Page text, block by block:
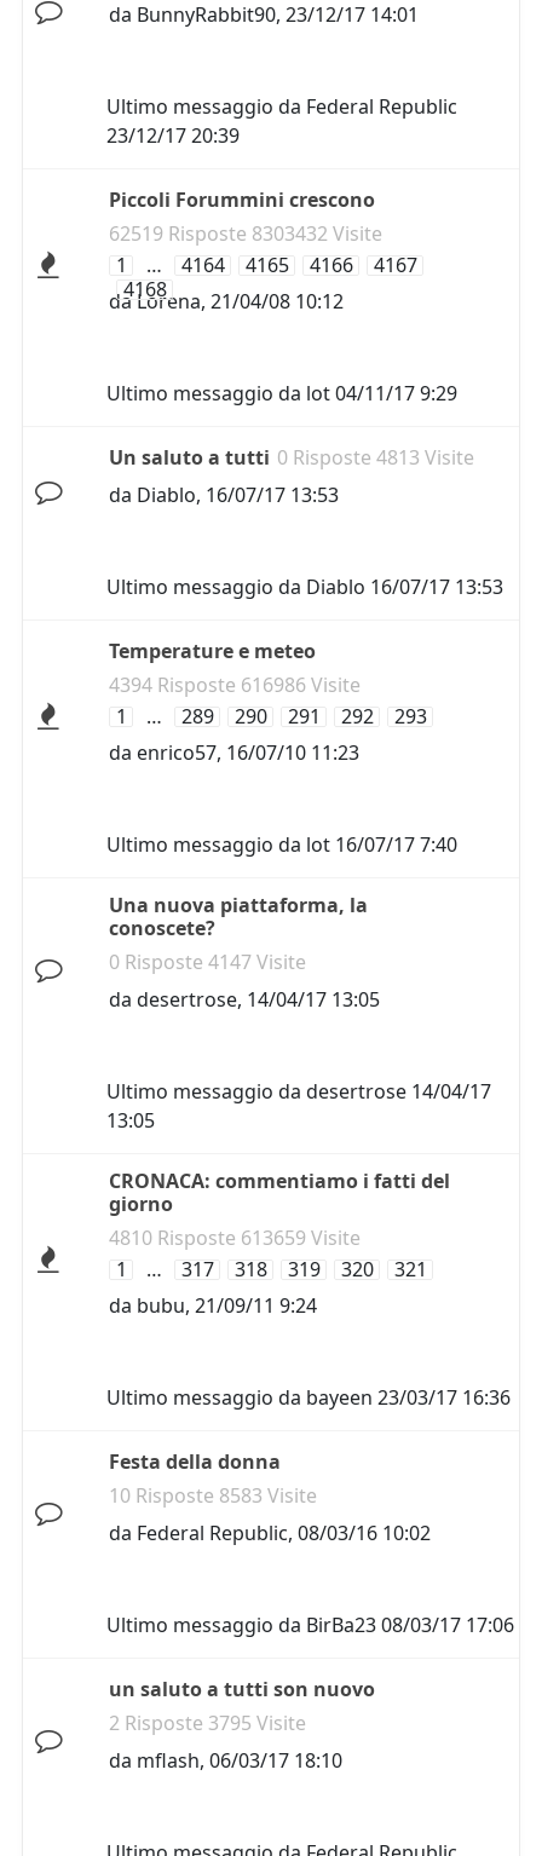
da BunnyRabbit90, 23/12/17 14:01
Ultimo messaggio da Federal Republic
23/12/17 20:39
Piccoli Forummini crescono
62519 Risposte 8303432 Visite
1
… 4164 4165 4166
4167
4168
daLorena, 21/04/08 10:12
Ultimo messaggio da lot04/11/17 9:29
Un saluto a tutti 0 Risposte 4813 Visite
da Diablo, 16/07/17 13:53
Ultimo messaggio da Diablo 16/07/17 13:53
Temperature e meteo
4394 Risposte 616986 Visite
1
… 289 290 291 292
293
da enrico57, 16/07/10 11:23
Ultimo messaggio da lot 16/07/17 7:40
Una nuova piattaforma, la
conoscete?
0 Risposte 4147 Visite
da desertrose, 14/04/17 13:05
Ultimo messaggio da desertrose 14/04/17
13:05
CRONACA: commentiamo i fatti del
giorno
4810 Risposte 613659 Visite
1
… 317 318 319 320
321
da bubu, 21/09/11 9:24
Ultimo messaggio da bayeen 23/03/17 16:36
Festa della donna
10 Risposte 8583 Visite
da Federal Republic, 08/03/16 10:02
Ultimo messaggio da BirBa2308/03/17 17:06
un saluto a tutti son nuovo
2 Risposte 3795 Visite
da mflash, 06/03/17 18:10